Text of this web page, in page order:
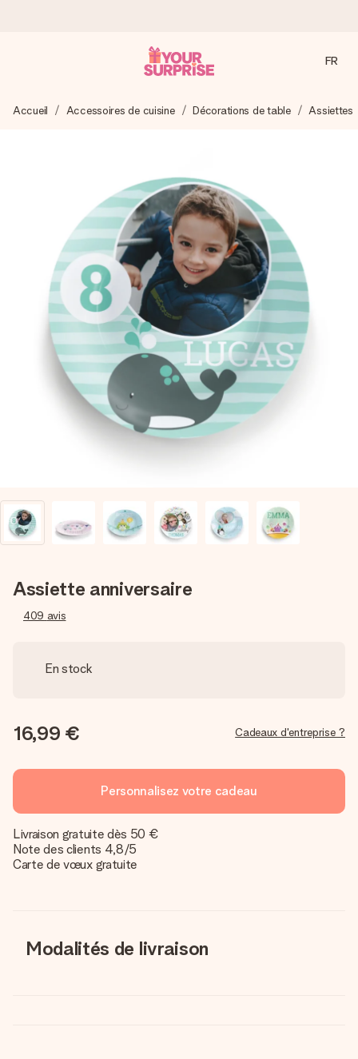
Nous préparons votre cadeau avec attention et l’envoyons
4,8 (sur la base de +15 000 avis)
Nos cadeaux sont appréciés. Les clients nous attribuent
une note de 4,8 sur Google Reviews (total de tous les
pays où nous sommes présents).
Carte de vœux gratuite
Créez quelque chose d’unique en quelques étapes – avec
son prénom, votre photo ou un message qui touche le cœur.
Sans complications, juste tout l’amour pour le moment idéal.
FR
Accueil Accessoires de cuisine Décorations de table Assiettes
Assiette anniversaire
409 avis
En stock
16,99 € Cadeaux d'entreprise ?
Personnalisez votre cadeau
Livraison gratuite dès 50 €
Note des clients 4,8/5
Carte de vœux gratuite
Modalités de livraison